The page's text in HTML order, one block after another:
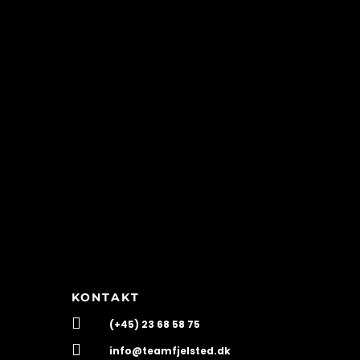
KONTAKT
 (+45) 23 68 58 75
 info@teamfjelsted.dk